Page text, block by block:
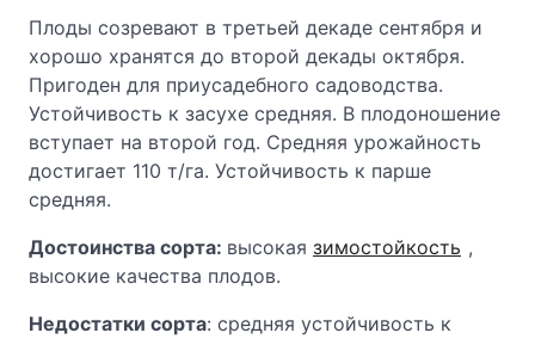
Плоды созревают в третьей декаде сентября и
хорошо хранятся до второй декады октября.
Пригоден для приусадебного садоводства.
Устойчивость к засухе средняя. В плодоношение
вступает на второй год. Средняя урожайность
достигает 110 т/га. Устойчивость к парше
средняя.
Достоинства сорта: высокая зимостойкость ,
высокие качества плодов.
Недостатки сорта: средняя устойчивость к